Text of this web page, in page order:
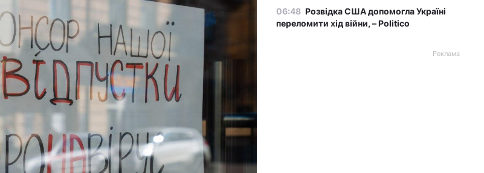
06:48 Розвідка США допомогла Україні
переломити хід війни, – Politico
Реклама